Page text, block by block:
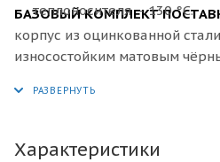
теплоносителя – 130 °С.
БАЗОВЫЙ КОМПЛЕКТ
корпус из оцинкованной
износостойким матовым
декоративная рамка по
выполненная в цвет решетки,
Характеристики